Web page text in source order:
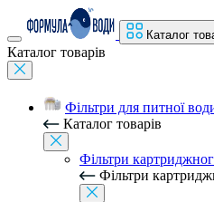
Каталог
Каталог товарів
Фільтри для питної
Каталог товарів
Фільтри
Фільтри